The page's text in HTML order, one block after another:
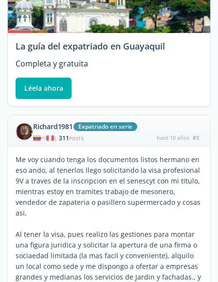
La guía del expatriado en Guayaquil
Completa y gratuita
Léela ahora
Richard1981 Expatriado en serie
| 311 POSTS hace 10 años #3
Me voy cuando tenga los documentos listos hermano en
eso ando, al tenerlos llego solicitando la visa profesional
9V a traves de la inscripcion en el senescyt con mi titulo,
mientras estoy en tramites trabajo de mesonero,
vendedor de zapateria o pasillero supermercado y cosas
asi,
Al tener la visa, pues realizo las gestiones para montar
una figura juridica y solicitar la apertura de una firma o
sociaedad limitada (la mas facil y conveniente), alquilo
un local como sede y me dispongo a ofertar a empresas
grandes y medianas los servicios de Jardin y fachadas., y